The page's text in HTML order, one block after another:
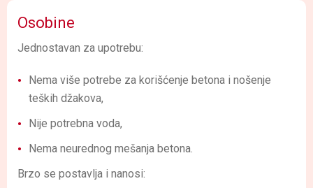
Osobine
Jednostavan za upotrebu:
Nema više potrebe za korišćenje betona i nošenje
teških džakova,
Nije potrebna voda,
Nema neurednog mešanja betona.
Brzo se postavlja i nanosi: